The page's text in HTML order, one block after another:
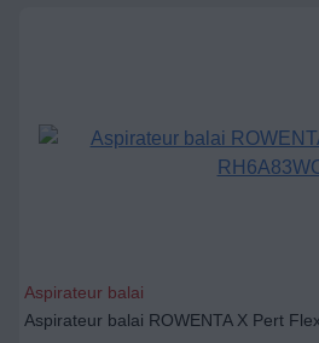
Aspirateur balai
Aspirateur balai ROWENTA X Pert